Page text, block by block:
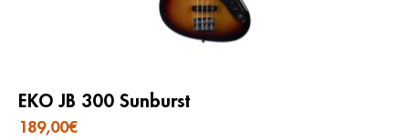
EKO JB 300 Sunburst
189,00€